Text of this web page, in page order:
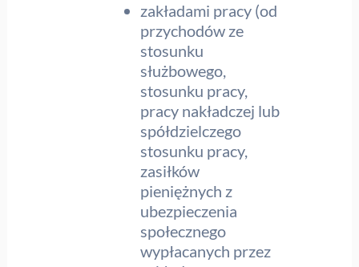
zakładami pracy (od
przychodów ze
stosunku
służbowego,
stosunku pracy,
pracy nakładczej lub
spółdzielczego
stosunku pracy,
zasiłków
pieniężnych z
ubezpieczenia
społecznego
wypłacanych przez